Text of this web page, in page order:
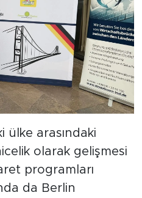
ülke arasındaki
olarak gelişmesi
programları
da Berlin